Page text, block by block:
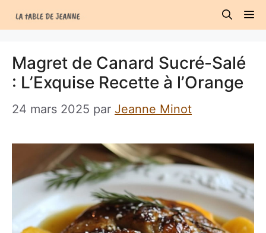
au
Magret de Canard Sucré-Salé
: L’Exquise Recette à l’Orange
24 mars 2025 par Jeanne Minot